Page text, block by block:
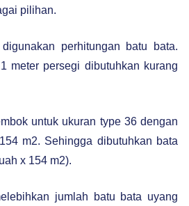
pilihan.
perhitungan batu bata.
meter persegi dibutuhkan kurang
untuk ukuran type 36 dengan
m2. Sehingga dibutuhkan bata
x 154 m2).
jumlah batu bata uyang